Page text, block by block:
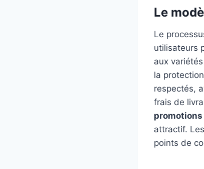
Le
Le
utilisateurs
aux
la
respectés,
frais de
attractif.
points de